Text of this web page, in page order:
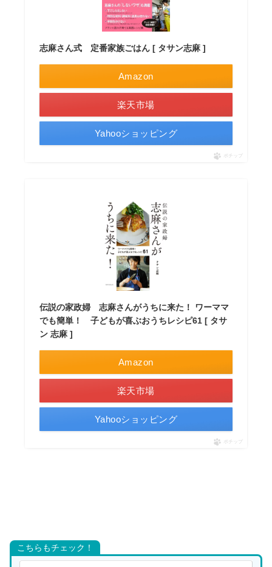
志麻さん式 定番家族ごはん [ タサン志麻 ]
Amazon
楽天市場
Yahooショッピング
ポチップ
伝説の家政婦 志麻さんがうちに来た！ ワーママ
でも簡単！ 子どもが喜ぶおうちレシピ61 [ タサ
ン 志麻 ]
Amazon
楽天市場
Yahooショッピング
ポチップ
こちらもチェック！